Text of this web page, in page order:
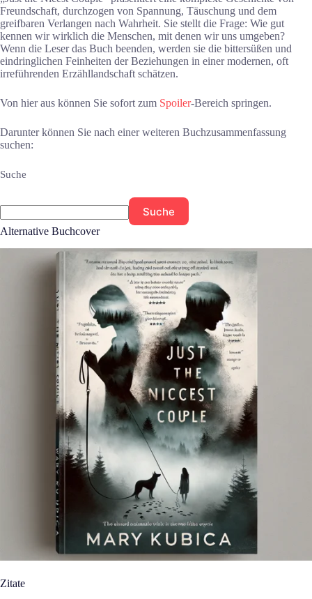
Freundschaft, durchzogen von Spannung, Täuschung und dem
greifbaren Verlangen nach Wahrheit. Sie stellt die Frage: Wie gut
kennen wir wirklich die Menschen, mit denen wir uns umgeben?
Wenn die Leser das Buch beenden, werden sie die bittersüßen und
eindringlichen Feinheiten der Beziehungen in einer modernen, oft
irreführenden Erzähllandschaft schätzen.
Von hier aus können Sie sofort zum Spoiler-Bereich springen.
Darunter können Sie nach einer weiteren Buchzusammenfassung
suchen:
Suche
Suche
Alternative Buchcover
Zitate